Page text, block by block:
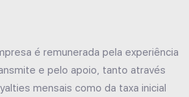
é remunerada pela experiência
e pelo apoio, tanto através
mensais como da taxa inicial